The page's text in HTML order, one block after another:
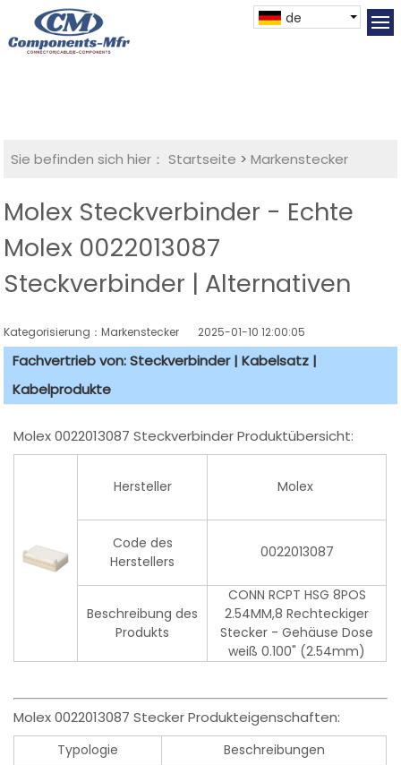
de
Sie befinden sich hier： Startseite >Markenstecker
Molex Steckverbinder - Echte
Molex 0022013087
Steckverbinder | Alternativen
Kategorisierung：Markenstecker 2025-01-10 12:00:05
Fachvertrieb von: Steckverbinder | Kabelsatz |
Kabelprodukte
Molex 0022013087 Steckverbinder Produktübersicht:
Hersteller Molex
Code des
Herstellers
0022013087
Beschreibung des
Produkts
CONN RCPT HSG 8POS
2.54MM,8 Rechteckiger
Stecker - Gehäuse Dose
weiß 0.100" (2.54mm)
Molex 0022013087 Stecker Produkteigenschaften:
Typologie Beschreibungen